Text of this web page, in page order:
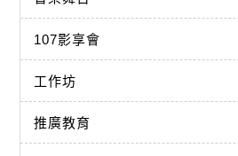
107影享會
工作坊
推廣教育